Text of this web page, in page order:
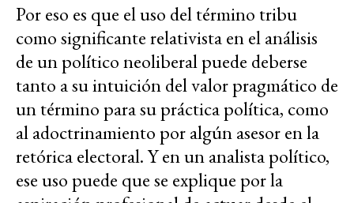
Por eso es que el uso del término tribu
como significante relativista en el análisis
de un político neoliberal puede deberse
tanto a su intuición del valor pragmático de
un término para su práctica política, como
al adoctrinamiento por algún asesor en la
retórica electoral. Y en un analista político,
ese uso puede que se explique por la